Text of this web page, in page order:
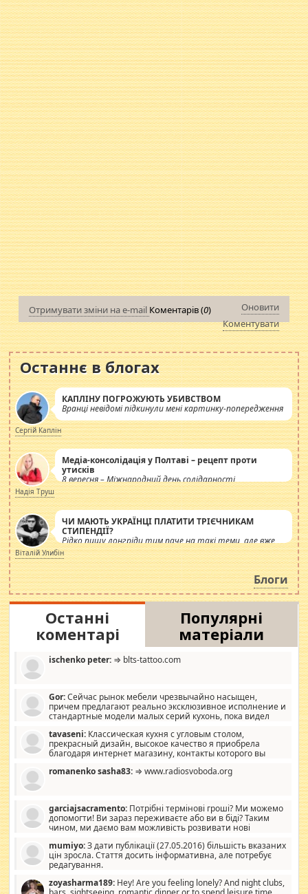
Отримувати зміни на e-mail Коментарів (0)
Оновити
Коментувати
Останнє в блогах
КАПЛІНУ ПОГРОЖУЮТЬ УБИВСТВОМ
Вранці невідомі підкинули мені картинку-попередження
Сергій Каплін
Медіа-консолідація у Полтаві – рецепт проти
утисків
8 вересня – Міжнародний день солідарності
журналістів.
Надія Труш
ЧИ МАЮТЬ УКРАЇНЦІ ПЛАТИТИ ТРІЄЧНИКАМ
СТИПЕНДІЇ?
Рідко пишу лонгріди тим паче на такі теми, але вже
просто дістало! Обурюють сьогоднішні інсенуації
навколо стипендіального питання. Штучно
роздувається ще одна соціальна катастрофа.
Віталій Улибін
Блоги
Останні
коментарі
Популярні
матеріали
ischenko peter: ⇒ blts-tattoo.com
Gor:Сейчас рынок мебели чрезвычайно насыщен,
причем предлагают реально эксклюзивное исполнение и
стандартные модели малых серий кухонь, пока видел
стандартные формы, в MebelOk, креативненько и что главное -
со вкусом все в порядке, без ненужных наворотов удорожающих
мебель, а это не последний фактор.
tavaseni: Классическая кухня с угловым столом,
прекрасный дизайн, высокое качество я приобрела
благодаря интернет магазину, контакты которого вы
romanenko sasha83: ⇒ www.radiosvoboda.org
garciajsacramento: Потрібні термінові гроші? Ми можемо
допомогти! Ви зараз переживаєте або ви в біді? Таким
чином, ми даємо вам можливість розвивати нові
допомагати людям, які намагаються дати їм шанс. Кожен
заслуговує на другий шанс, і, оскільки влада не зможе, вони
повинні приймати від інших. Для нас нема багато суми, і зрілість
витрат, а тільки узгоджених сум і нічого іншого. Не чекайте і не
mumiyo:З дати публікації (27.05.2016) більшість вказаних
цін зросла. Стаття досить інформативна, але потребує
редагування.
zoyasharma189: Hey! Are you feeling lonely? And night clubs,